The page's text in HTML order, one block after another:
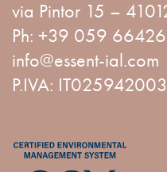
via Pintor 15 –
Ph: +39 059
info@essent-ial.com
P.IVA: